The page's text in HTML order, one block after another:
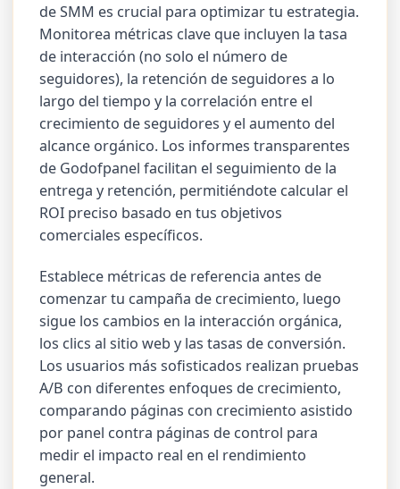
de SMM es crucial para optimizar tu estrategia.
Monitorea métricas clave que incluyen la tasa
de interacción (no solo el número de
seguidores), la retención de seguidores a lo
largo del tiempo y la correlación entre el
crecimiento de seguidores y el aumento del
alcance orgánico. Los informes transparentes
de Godofpanel facilitan el seguimiento de la
entrega y retención, permitiéndote calcular el
ROI preciso basado en tus objetivos
comerciales específicos.
Establece métricas de referencia antes de
comenzar tu campaña de crecimiento, luego
sigue los cambios en la interacción orgánica,
los clics al sitio web y las tasas de conversión.
Los usuarios más sofisticados realizan pruebas
A/B con diferentes enfoques de crecimiento,
comparando páginas con crecimiento asistido
por panel contra páginas de control para
medir el impacto real en el rendimiento
general.